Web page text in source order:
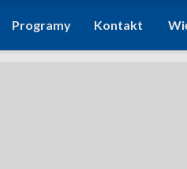
Programy Kontakt